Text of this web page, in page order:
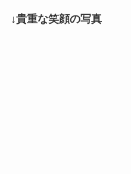
↓貴重な笑顔の写真